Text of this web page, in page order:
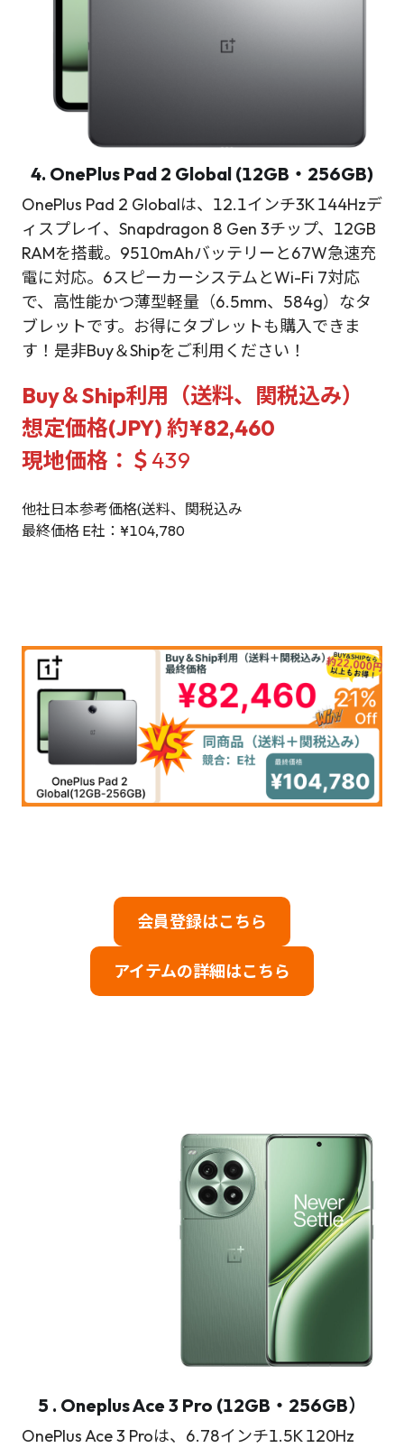
4. OnePlus Pad 2 Global (12GB・256GB)
OnePlus Pad 2 Globalは、12.1インチ3K 144Hzデ
ィスプレイ、Snapdragon 8 Gen 3チップ、12GB
RAMを搭載。9510mAhバッテリーと67W急速充
電に対応。6スピーカーシステムとWi-Fi 7対応
で、高性能かつ薄型軽量（6.5mm、584g）なタ
ブレットです。お得にタブレットも購入できま
す！是非Buy＆Shipをご利用ください！
Buy＆Ship利用（送料、関税込み）
想定価格(JPY) 約¥82,460
現地価格：＄ 439
他社日本参考価格(送料、関税込み
最終価格 E社：¥104,780
会員登録はこちら
アイテムの詳細はこちら
5 . Oneplus Ace 3 Pro (12GB・256GB）
OnePlus Ace 3 Proは、6.78インチ1.5K 120Hz